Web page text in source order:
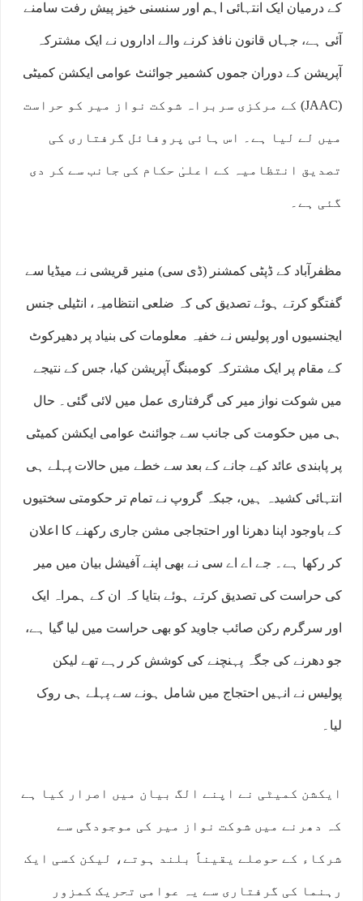
کے درمیان ایک انتہائی اہم اور سنسنی خیز پیش رفت سامنے
آئی ہے، جہاں قانون نافذ کرنے والے اداروں نے ایک مشترکہ
آپریشن کے دوران جموں کشمیر جوائنٹ عوامی ایکشن کمیٹی
(JAAC) کے مرکزی سربراہ شوکت نواز میر کو حراست
میں لے لیا ہے۔ اس ہائی پروفائل گرفتاری کی
تصدیق انتظامیہ کے اعلیٰ حکام کی جانب سے کر دی
گئی ہے۔
مظفرآباد کے ڈپٹی کمشنر (ڈی سی) منیر قریشی نے میڈیا سے
گفتگو کرتے ہوئے تصدیق کی کہ ضلعی انتظامیہ، انٹیلی جنس
ایجنسیوں اور پولیس نے خفیہ معلومات کی بنیاد پر دھیرکوٹ
کے مقام پر ایک مشترکہ کومبنگ آپریشن کیا، جس کے نتیجے
میں شوکت نواز میر کی گرفتاری عمل میں لائی گئی۔ حال
ہی میں حکومت کی جانب سے جوائنٹ عوامی ایکشن کمیٹی
پر پابندی عائد کیے جانے کے بعد سے خطے میں حالات پہلے ہی
انتہائی کشیدہ ہیں، جبکہ گروپ نے تمام تر حکومتی سختیوں
کے باوجود اپنا دھرنا اور احتجاجی مشن جاری رکھنے کا اعلان
کر رکھا ہے۔ جے اے اے سی نے بھی اپنے آفیشل بیان میں میر
کی حراست کی تصدیق کرتے ہوئے بتایا کہ ان کے ہمراہ ایک
اور سرگرم رکن صائب جاوید کو بھی حراست میں لیا گیا ہے،
جو دھرنے کی جگہ پہنچنے کی کوشش کر رہے تھے لیکن
پولیس نے انہیں احتجاج میں شامل ہونے سے پہلے ہی روک
لیا۔
ایکشن کمیٹی نے اپنے الگ بیان میں اصرار کیا ہے
کہ دھرنے میں شوکت نواز میر کی موجودگی سے
شرکاء کے حوصلے یقیناً بلند ہوتے، لیکن کسی ایک
رہنما کی گرفتاری سے یہ عوامی تحریک کمزور